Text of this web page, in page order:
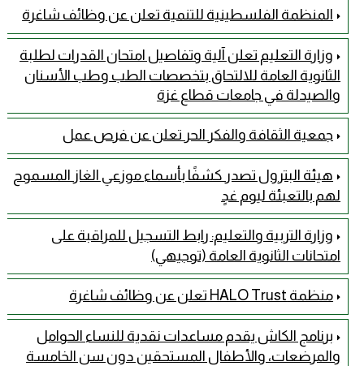
المنظمة الفلسطينية للتنمية تعلن عن وظائف شاغرة
وزارة التعليم تعلن آلية وتفاصيل امتحان القدرات لطلبة
الثانوية العامة للالتحاق بتخصصات الطب وطب الأسنان
والصيدلة في جامعات قطاع غزة
جمعية الثقافة والفكر الحر تعلن عن فرص عمل
هيئة البترول تصدر كشفًا بأسماء موزعي الغاز المسموح
لهم بالتعبئة ليوم غدٍ
وزارة التربية والتعليم: رابط التسجيل للمراقبة على
امتحانات الثانوية العامة (توجيهي)
منظمة HALO Trust تعلن عن وظائف شاغرة
برنامج الكاش يقدم مساعدات نقدية للنساء الحوامل
والمرضعات، والأطفال المستحقين دون سن الخامسة